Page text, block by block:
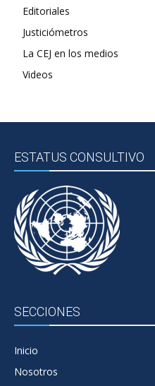
Editoriales
Justiciómetros
La CEJ en los medios
Videos
ESTATUS CONSULTIVO
SECCIONES
Inicio
Nosotros